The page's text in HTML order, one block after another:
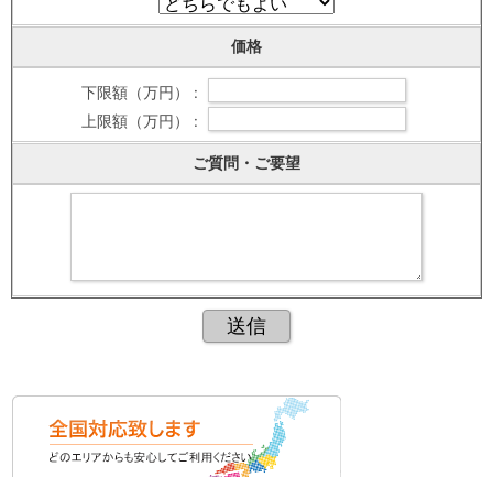
価格
下限額（万円） :
上限額（万円） :
ご質問・ご要望